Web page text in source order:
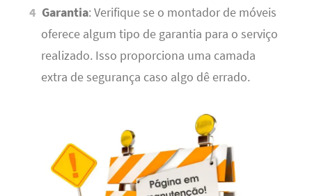
Garantia: Verifique se o montador de móveis
oferece algum tipo de garantia para o serviço
realizado. Isso proporciona uma camada
extra de segurança caso algo dê errado.